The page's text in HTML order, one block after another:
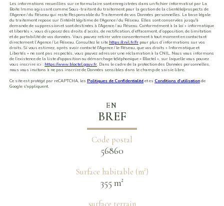
Les informations recueillies sur ce formulaire sont enregistrées dans un fichier informatisé par La
Boite Immo agissant comme Sous-traitant du traitement pour la gestion de la clientèle/prospects de
l'Agence / du Réseau qui reste Responsable du Traitement de vos Données personnelles. La base légale
du traitement repose sur l'intérêt légitime de l'Agence / du Réseau. Elles sont conservées jusqu'à
demande de suppression et sont destinées à l'Agence / au Réseau. Conformément à la loi « informatique
et libertés », vous disposez des droits d’accès, de rectification, d’effacement, d’opposition, de limitation
et de portabilité de vos données. Vous pouvez retirer votre consentement à tout moment en contactant
directement l’Agence / Le Réseau. Consultez le site https://cnil.fr/fr pour plus d’informations sur vos
droits. Si vous estimez, après avoir contacté l'Agence / le Réseau, que vos droits « Informatique et
Libertés » ne sont pas respectés, vous pouvez adresser une réclamation à la CNIL. Nous vous informons
de l’existence de la liste d'opposition au démarchage téléphonique « Bloctel », sur laquelle vous pouvez
vous inscrire ici : https://www.bloctel.gouv.fr. Dans le cadre de la protection des Données personnelles,
nous vous invitons à ne pas inscrire de Données sensibles dans le champ de saisie libre.
Ce site est protégé par reCAPTCHA, les Politiques de Confidentialitéet es Conditions d'utilisationde
Google s'appliquent.
EN
BREF
Code postal
56860
Surface habitable (m²)
355 m²
surface terrain